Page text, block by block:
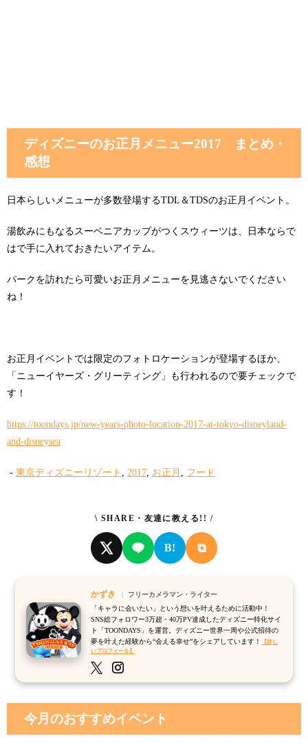
ディズニーのお正月メニュー2017 まとめ・
感想
日本らしいメニューが多数登場するTDL＆TDSのお正月イベント。
湯飲みにもなるスーベニアカップがつくスウィーツは、日本ならで
はで手に入れておきたいアイテム。
パークを訪れたら可愛いお正月メニューを見逃さないでください
ね！
お正月イベントでは限定のフォトロケーションが登場するほか、
「ニューイヤーズ・グリーティング」も行われるので要チェックで
す！
https://toondays.jp/new-years-photo-location-2017-at-tokyo-disneyland-
and-disneysea
- 東京ディズニーリゾート 2017 お正月 フード
\ SHARE・友達に教える!! /
B! ⧉
かずき
フリーカメラマン・ライター
「キャラに会いたい」という想いを叶えるために活動中！
SNS総フォロワー3万超・40万PV達成したディズニー特化サイ
ト「TOONDAYS」を運営。ディズニー世界一周や公式招待の
夢を叶えた経験から“会える幸せ”をシェアしています！
【詳し
いプロフィール】
今月のおすすめイベント